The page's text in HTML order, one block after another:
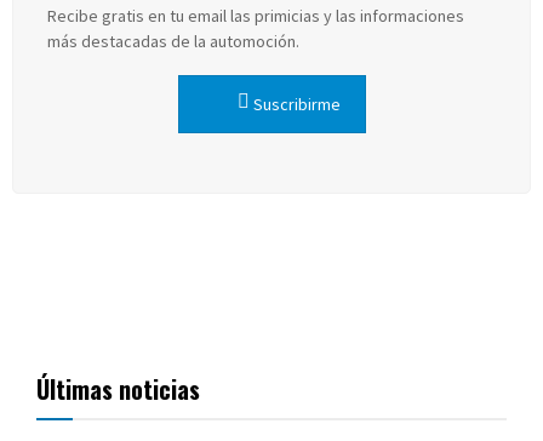
Recibe gratis en tu email las primicias y las informaciones
más destacadas de la automoción.
Suscribirme
Últimas noticias